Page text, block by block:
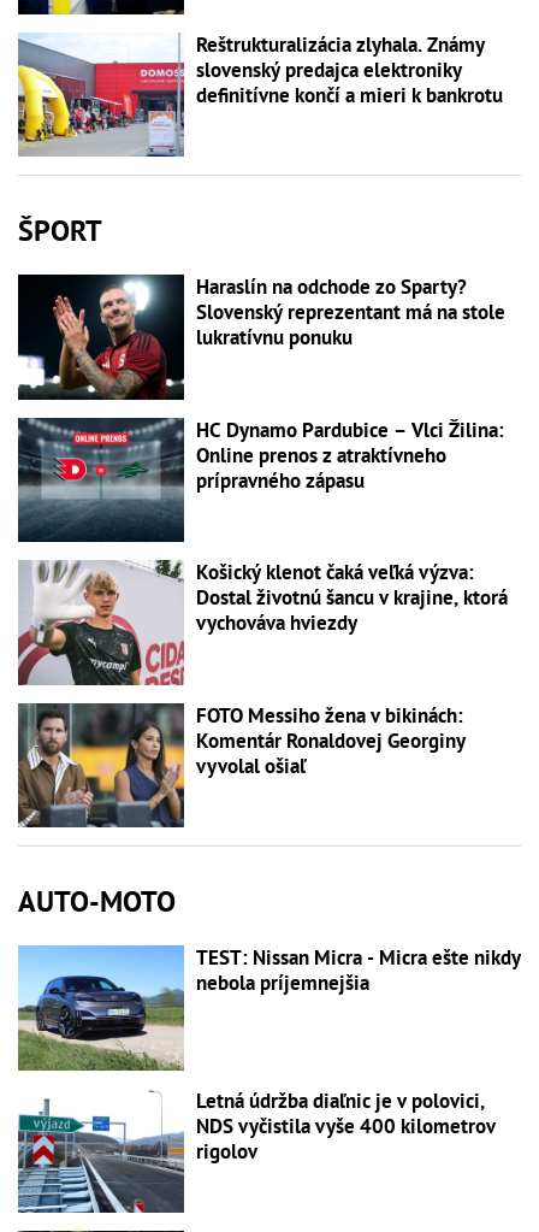
Reštrukturalizácia zlyhala. Známy
slovenský predajca elektroniky
definitívne končí a mieri k bankrotu
ŠPORT
Haraslín na odchode zo Sparty?
Slovenský reprezentant má na stole
lukratívnu ponuku
HC Dynamo Pardubice – Vlci Žilina:
Online prenos z atraktívneho
prípravného zápasu
Košický klenot čaká veľká výzva:
Dostal životnú šancu v krajine, ktorá
vychováva hviezdy
FOTO Messiho žena v bikinách:
Komentár Ronaldovej Georginy
vyvolal ošiaľ
AUTO-MOTO
TEST: Nissan Micra - Micra ešte nikdy
nebola príjemnejšia
Letná údržba diaľnic je v polovici,
NDS vyčistila vyše 400 kilometrov
rigolov